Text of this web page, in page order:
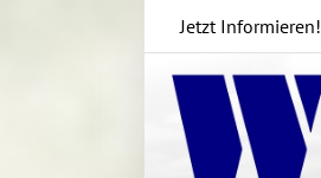
Jetzt Informieren!